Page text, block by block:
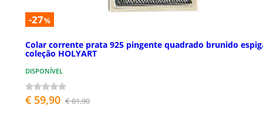
-27%
Colar corrente prata 925 pingente quadrado brunido
coleção HOLYART
DISPONÍVEL
€ 59,90 € 81,90